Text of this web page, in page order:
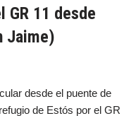
11 desde
Jaime)
desde el puente de
de Estós por el GR